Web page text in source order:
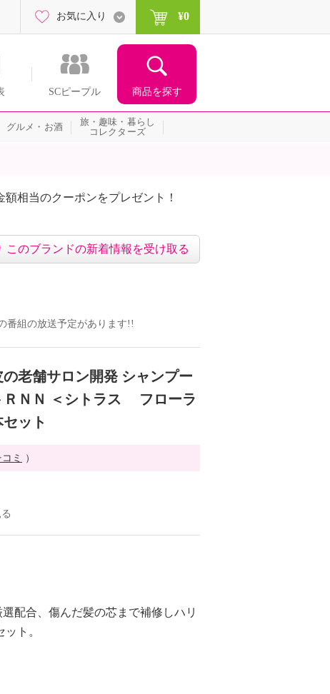
SCピープル 商品を探す
お気に入り ¥0
グルメ・お酒
旅・趣味・暮らし
コレクターズ
相当のクーポンをプレゼント！
このブランドの新着情報を受け取る
番組の放送予定があります!!
老舗サロン開発 シャンプー
ＲＮＮ ＜シトラス フローラ
ット
ミ ）
配合、傷んだ髪の芯まで補修しハリ
ト。